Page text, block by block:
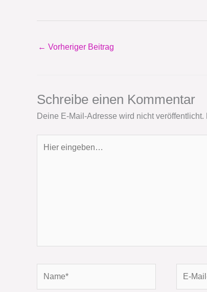
← Vorheriger Beitrag
Schreibe einen Kommentar
Deine E-Mail-Adresse wird nicht veröffentlicht.
eingeben…
Mail-